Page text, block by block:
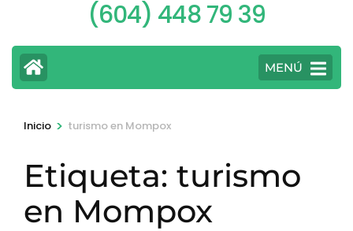
(604) 448 79 39
MENÚ
Inicio > turismo en Mompox
Etiqueta: turismo
en Mompox